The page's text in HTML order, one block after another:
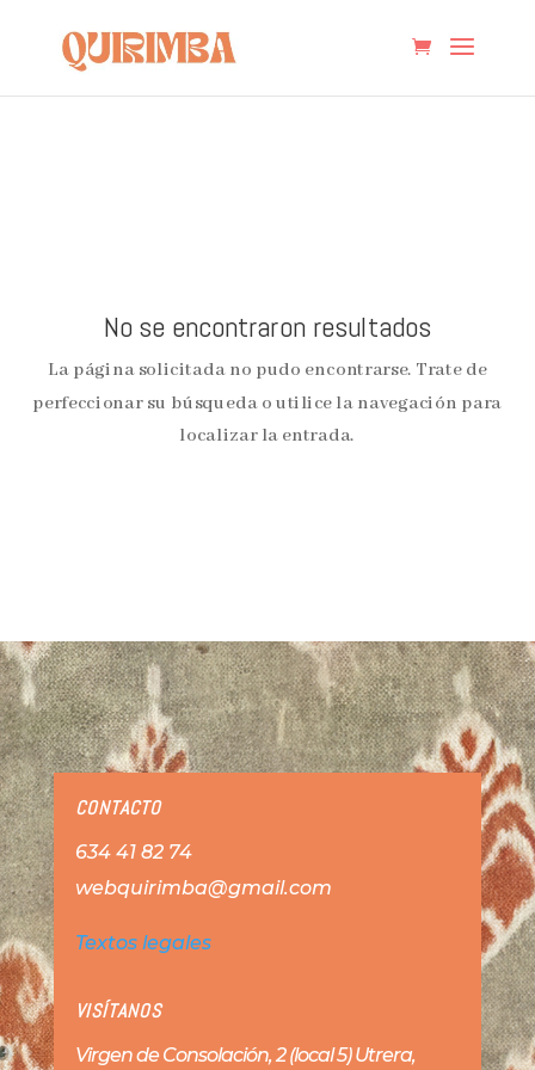
No se encontraron resultados
La página solicitada no pudo encontrarse. Trate de
perfeccionar su búsqueda o utilice la navegación para
localizar la entrada.
CONTACTO
634 41 82 74
webquirimba@gmail.com
Textos legales
VISÍTANOS
Virgen de Consolación, 2 (local 5) Utrera,